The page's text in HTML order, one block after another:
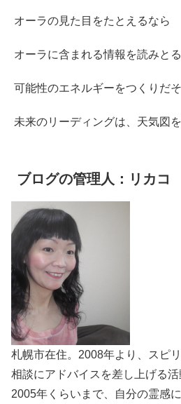
オーラの見た目をたとえるなら
オーラに含まれる情報を読みとる
可能性のエネルギーをつくりだ
未来のリーディングは、天気図
ブログの管理人：リカコ
札幌市在住。2008年より、スピ
相談にアドバイスを差し上げる活
2005年くらいまで、自分の霊感